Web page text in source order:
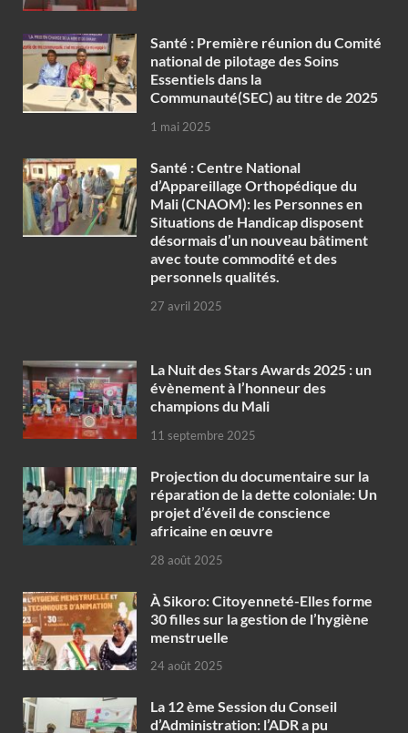
Santé : Première réunion du Comité
national de pilotage des Soins
Essentiels dans la
Communauté(SEC) au titre de 2025
1 mai 2025
Santé : Centre National
d’Appareillage Orthopédique du
Mali (CNAOM): les Personnes en
Situations de Handicap disposent
désormais d’un nouveau bâtiment
avec toute commodité et des
personnels qualités.
27 avril 2025
‎La Nuit des Stars Awards 2025 : un
évènement à l’honneur des
champions du Mali
11 septembre 2025
Projection du documentaire sur la
réparation de la dette coloniale: Un
projet d’éveil de conscience
africaine en œuvre‎
28 août 2025
À Sikoro: Citoyenneté-Elles forme
30 filles sur la gestion de l’hygiène
menstruelle
24 août 2025
La 12 ème Session du Conseil
d’Administration: l’ADR a pu